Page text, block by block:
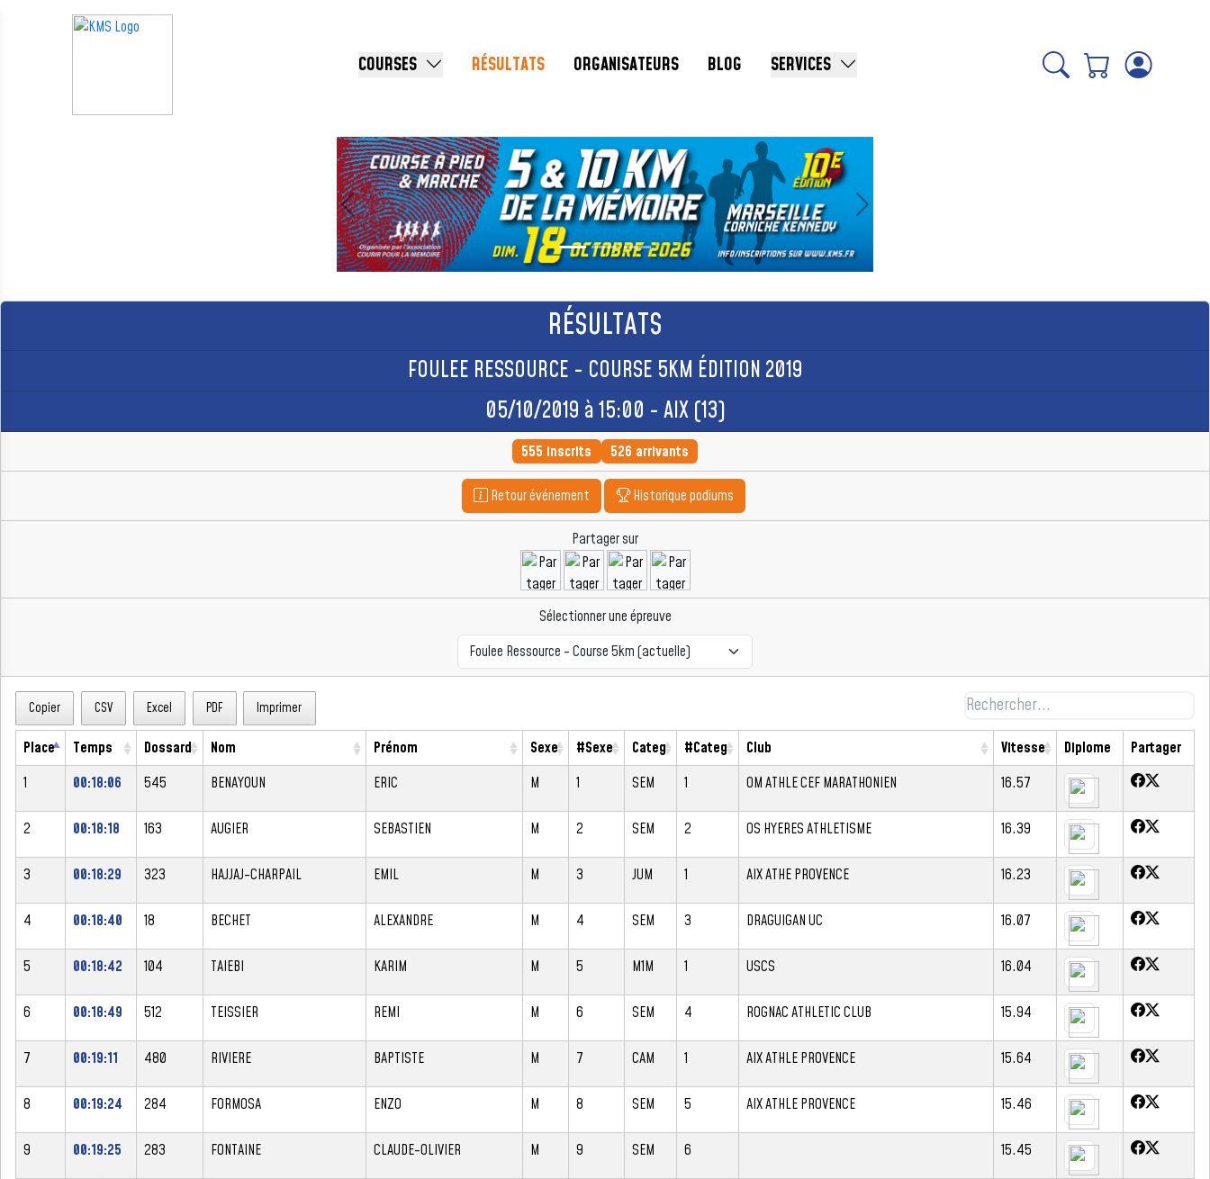
COURSES RÉSULTATS ORGANISATEURS BLOG SERVICES
Précédent Suivant
RÉSULTATS
FOULEE RESSOURCE - COURSE 5KM ÉDITION 2019
05/10/2019 à 15:00 - AIX (13)
555 inscrits 526 arrivants
Retour événement Historique podiums
Partager sur
Sélectionner une épreuve
Copier CSV Excel PDF Imprimer
Place Temps Dossard Nom Prénom Sexe #Sexe Categ #Categ Club Vitesse Diplome
Partager
1
00:18:06 545 BENAYOUN ERIC M 1 SEM 1 OM ATHLE CEF MARATHONIEN 16.57
2 00:18:18 163 AUGIER SEBASTIEN M 2 SEM 2 OS HYERES ATHLETISME 16.39
3 00:18:29 323 HAJJAJ-CHARPAIL EMIL M 3 JUM 1 AIX ATHE PROVENCE 16.23
4 00:18:40 18 BECHET ALEXANDRE M 4 SEM 3 DRAGUIGAN UC 16.07
5 00:18:42 104 TAIEBI KARIM M 5 M1M 1 USCS 16.04
6 00:18:49 512 TEISSIER REMI M 6 SEM 4 ROGNAC ATHLETIC CLUB 15.94
7 00:19:11 480 RIVIERE BAPTISTE M 7 CAM 1 AIX ATHLE PROVENCE 15.64
8 00:19:24 284 FORMOSA ENZO M 8 SEM 5 AIX ATHLE PROVENCE 15.46
9 00:19:25 283 FONTAINE CLAUDE-OLIVIER M 9 SEM 6 15.45
Panneau de gestion des cookies